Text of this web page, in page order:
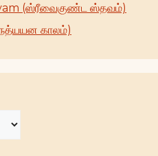
(ஸ்ரீவைகுண்ட ஸ்தவம்)
காலம்)